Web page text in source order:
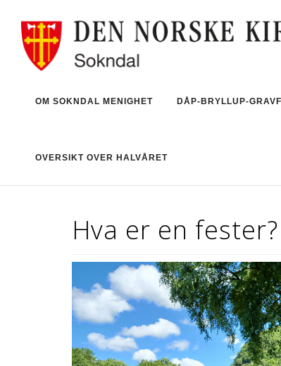
OM SOKNDAL MENIGHET DÅP-BRYLLUP-
OVERSIKT OVER HALVÅRET
Hva er en fester?